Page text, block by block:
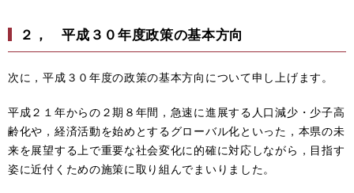
２， 平成３０年度政策の基本方向
次に，平成３０年度の政策の基本方向について申し上げます。
平成２１年からの２期８年間，急速に進展する人口減少・少子高
齢化や，経済活動を始めとするグローバル化といった，本県の未
来を展望する上で重要な社会変化に的確に対応しながら，目指す
姿に近付くための施策に取り組んでまいりました。